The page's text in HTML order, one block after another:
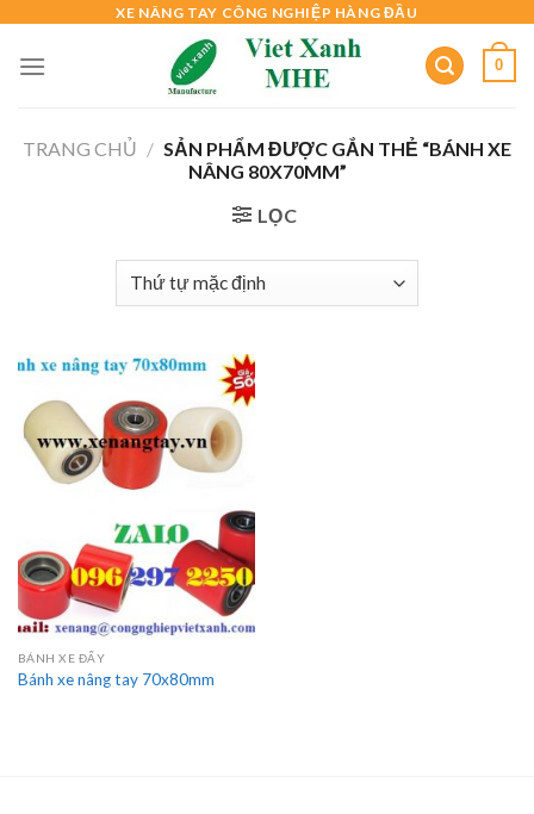
content
XE NÂNG TAY CÔNG NGHIỆP HÀNG ĐẦU
0
TRANG CHỦ / SẢN PHẨM ĐƯỢC GẮN THẺ “BÁNH XE
NÂNG 80X70MM”
LỌC
BÁNH XE ĐẨY
Bánh xe nâng tay 70x80mm